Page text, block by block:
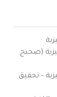
(صحيح
– تحقيق